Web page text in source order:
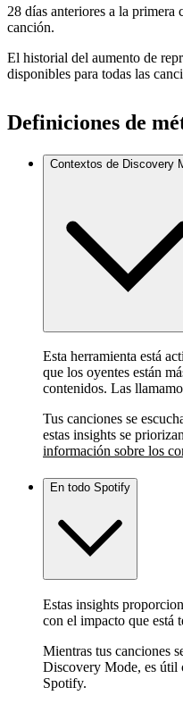
28 días anteriores a la primera
canción.
El historial del aumento de
disponibles para todas las
Definiciones de
Contextos de Discovery
Esta herramienta está
que los oyentes están
contenidos. Las
Tus canciones se
estas insights se
información sobre los
En todo Spotify
Estas insights
con el impacto que está
Mientras tus canciones
Discovery Mode, es útil
Spotify.